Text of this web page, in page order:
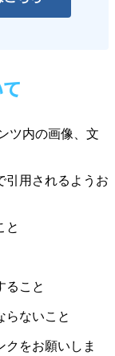
ツ内の画像、文
引用されるようお
と
ること
らないこと
をお願いしま